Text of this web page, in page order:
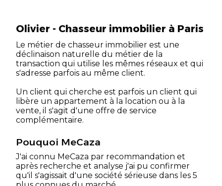
Olivier - Chasseur immobilier à Paris
Le métier de chasseur immobilier est une
déclinaison naturelle du métier de la
transaction qui utilise les mêmes réseaux et qui
s'adresse parfois au même client.
Un client qui cherche est parfois un client qui
libère un appartement à la location ou à la
vente, il s'agit d'une offre de service
complémentaire.
Pouquoi MeCaza
J'ai connu MeCaza par recommandation et
après recherche et analyse j'ai pu confirmer
qu'il s'agissait d'une société sérieuse dans les 5